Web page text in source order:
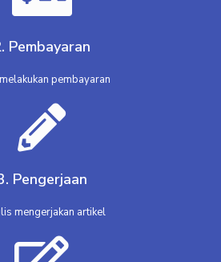
Pembayaran
pembayaran
Pengerjaan
mengerjakan artikel